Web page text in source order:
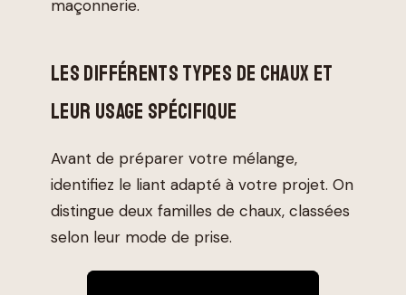
maçonnerie.
LES DIFFÉRENTS TYPES DE CHAUX ET
LEUR USAGE SPÉCIFIQUE
Avant de préparer votre mélange,
identifiez le liant adapté à votre projet. On
distingue deux familles de chaux, classées
selon leur mode de prise.